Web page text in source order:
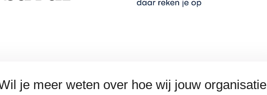
je meer weten over hoe wij jouw organisatie